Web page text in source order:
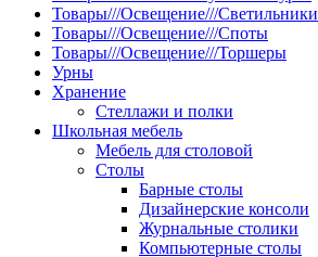
Товары///Освещение///Светильники
Товары///Освещение///Споты
Товары///Освещение///Торшеры
Урны
Хранение
Стеллажи и полки
Школьная мебель
Мебель для столовой
Столы
Барные столы
Дизайнерские консоли
Журнальные столики
Компьютерные столы